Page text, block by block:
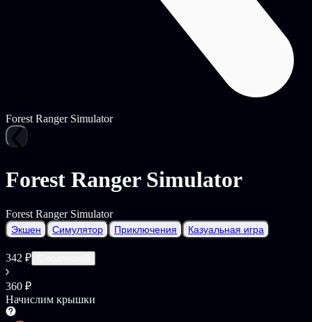
Forest Ranger Simulator
Forest Ranger Simulator
Forest Ranger Simulator
Экшен Симулятор Приключения Казуальная игра
342 ₽
360 ₽
Начислим крышки